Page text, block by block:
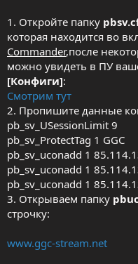
1. Откройте папку
которая находится во
Commander,после
можно увидеть в ПУ
[Конфиги]:
Смотрим тут
2. Пропишите данные
pb_sv_USessionLimit 9
pb_sv_ProtectTag 1 GGC
pb_sv_uconadd 1
pb_sv_uconadd 1
pb_sv_uconadd 1
3. Открываем папку
строчку:
www.ggc-stream.net